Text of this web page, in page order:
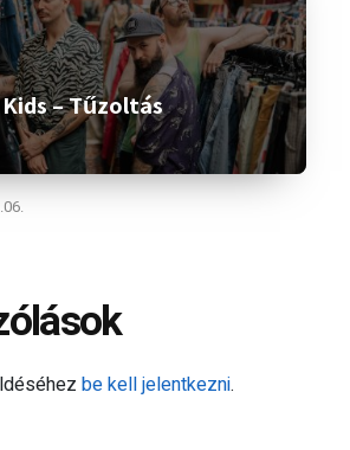
– Tűzoltás
be kell jelentkezni.